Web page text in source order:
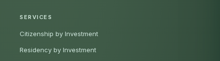
SERVICES
Citizenship by Investment
Residency by Investment